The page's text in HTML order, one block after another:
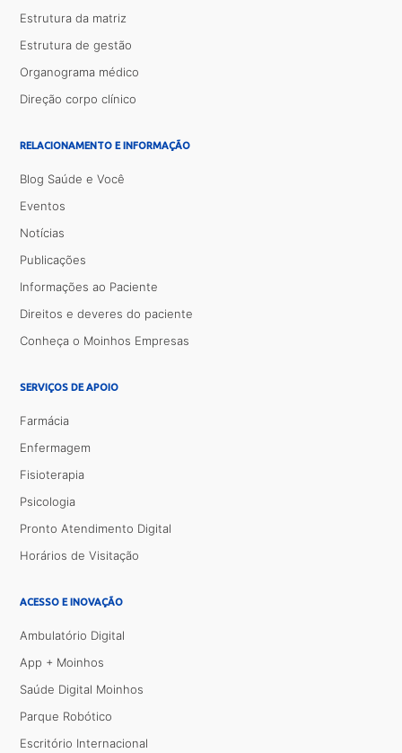
Estrutura da matriz
Estrutura de gestão
Organograma médico
Direção corpo clínico
RELACIONAMENTO E INFORMAÇÃO
Blog Saúde e Você
Eventos
Notícias
Publicações
Informações ao Paciente
Direitos e deveres do paciente
Conheça o Moinhos Empresas
SERVIÇOS DE APOIO
Farmácia
Enfermagem
Fisioterapia
Psicologia
Pronto Atendimento Digital
Horários de Visitação
ACESSO E INOVAÇÃO
Ambulatório Digital
App + Moinhos
Saúde Digital Moinhos
Parque Robótico
Escritório Internacional